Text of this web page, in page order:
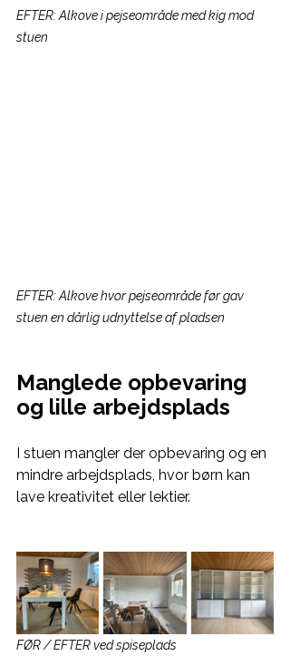
EFTER: Alkove i pejseområde med kig mod
stuen
EFTER: Alkove hvor pejseområde før gav
stuen en dårlig udnyttelse af pladsen
Manglede opbevaring
og lille arbejdsplads
I stuen mangler der opbevaring og en
mindre arbejdsplads, hvor børn kan
lave kreativitet eller lektier.
FØR / EFTER ved spiseplads